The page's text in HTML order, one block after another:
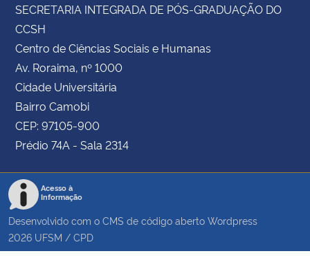
SECRETARIA INTEGRADA DE PÓS-GRADUAÇÃO DO
CCSH
Centro de Ciências Sociais e Humanas
Av. Roraima, nº 1000
Cidade Universitária
Bairro Camobi
CEP: 97105-900
Prédio 74A - Sala 2314
Acesso à
Informação
Desenvolvido com o CMS de código aberto Wordpress
2026 UFSM / CPD